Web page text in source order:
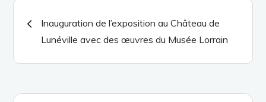
Navigation
de
Inauguration de l’exposition au Château de
Lunéville avec des œuvres du Musée Lorrain